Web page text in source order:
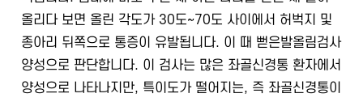
올리다 보면 올린 각도가 30도~70도 사이에서 허벅지 및
종아리 뒤쪽으로 통증이 유발됩니다. 이 때 뻗은발올림검사
양성으로 판단합니다. 이 검사는 많은 좌골신경통 환자에서
양성으로 나타나지만, 특이도가 떨어지는, 즉 좌골신경통이